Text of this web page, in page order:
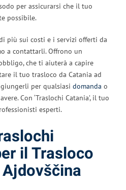
per assicurarsi che il tuo
possibile.
più sui costi e i servizi offerti da
a contattarli. Offrono un
che ti aiuterà a capire
il tuo trasloco da Catania ad
per qualsiasi domanda o
Con ‘Traslochi Catania’, il tuo
esperti.
il Trasloco